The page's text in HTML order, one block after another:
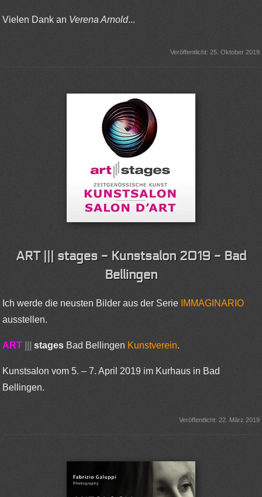
Vielen Dank an Verena Arnold...
Veröffentlicht: 25. Oktober 2019
ART ||| stages - Kunstsalon 2019 - Bad
Bellingen
Ich werde die neusten Bilder aus der Serie IMMAGINARIO
ausstellen.
ART stages Bad Bellingen Kunstverein.
Kunstsalon vom 5. – 7. April 2019 im Kurhaus in Bad
Bellingen.
Veröffentlicht: 22. März 2019